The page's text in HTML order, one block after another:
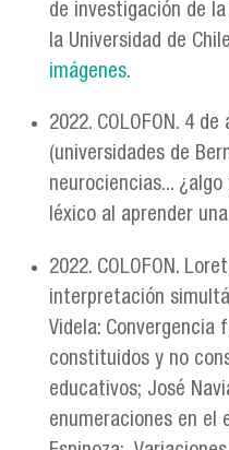
de investigación de
la Universidad de
imágenes.
2022. COLOFON. 4
(universidades de
neurociencias...
léxico al aprender
2022. COLOFON.
interpretación
Videla: Convergencia
constituidos y no
educativos; José
enumeraciones en el